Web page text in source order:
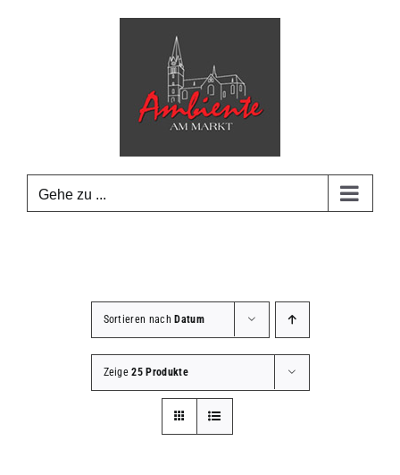
Gehe zu ...
Sortieren nach Datum
Zeige25 Produkte